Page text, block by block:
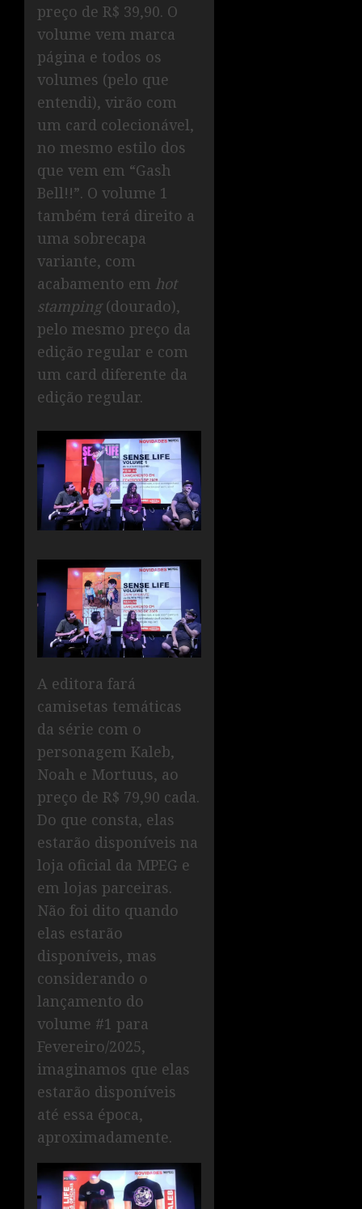
preço de R$ 39,90. O
volume vem marca
página e todos os
volumes (pelo que
entendi), virão com
um card colecionável,
no mesmo estilo dos
que vem em “Gash
Bell!!”. O volume 1
também terá direito a
uma sobrecapa
variante, com
acabamento em hot
stamping(dourado),
pelo mesmo preço da
edição regular e com
um card diferente da
edição regular.
A editora fará
camisetas temáticas
da série com o
personagem Kaleb,
Noah e Mortuus, ao
preço de R$ 79,90 cada.
Do que consta, elas
estarão disponíveis na
loja oficial da MPEG e
em lojas parceiras.
Não foi dito quando
elas estarão
disponíveis, mas
considerando o
lançamento do
volume #1 para
Fevereiro/2025,
imaginamos que elas
estarão disponíveis
até essa época,
aproximadamente.